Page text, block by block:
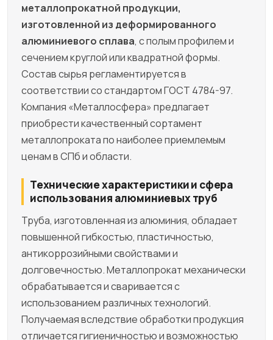
металлопрокатной продукции,
изготовленной из деформированного
алюминиевого сплава, с полым профилем и
сечением круглой или квадратной формы.
Состав сырья регламентируется в
соответствии со стандартом ГОСТ 4784-97.
Компания «Металлосфера» предлагает
приобрести качественный сортамент
металлопроката по наиболее приемлемым
ценам в СПб и области.
Технические характеристики и сфера
использования алюминиевых труб
Труба, изготовленная из алюминия, обладает
повышенной гибкостью, пластичностью,
антикоррозийными свойствами и
долговечностью. Металлопрокат механически
обрабатывается и сваривается с
использованием различных технологий.
Получаемая вследствие обработки продукция
отличается гигиеничностью и возможностью